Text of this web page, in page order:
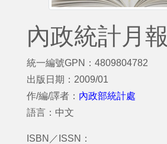
內政統計月報
統一編號GPN：4809804782
出版日期：2009/01
作/編/譯者： 內政部統計處
語言：中文
ISBN／ISSN：